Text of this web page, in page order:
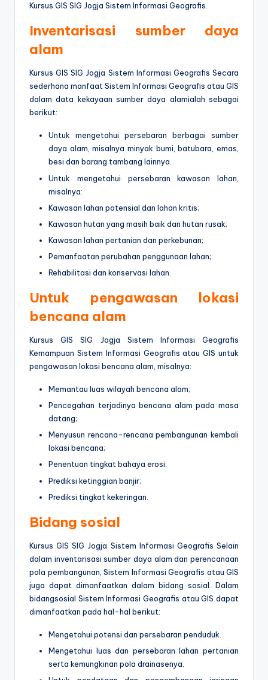
Kursus GIS SIG Jogja Sistem Informasi Geografis.
Inventarisasi sumber daya
alam
Kursus GIS SIG Jogja Sistem Informasi Geografis Secara
sederhana manfaat Sistem Informasi Geografis atau GIS
dalam data kekayaan sumber daya alamialah sebagai
berikut:
Untuk mengetahui persebaran berbagai sumber
daya alam, misalnya minyak bumi, batubara, emas,
besi dan barang tambang lainnya.
Untuk mengetahui persebaran kawasan lahan,
misalnya:
Kawasan lahan potensial dan lahan kritis;
Kawasan hutan yang masih baik dan hutan rusak;
Kawasan lahan pertanian dan perkebunan;
Pemanfaatan perubahan penggunaan lahan;
Rehabilitasi dan konservasi lahan.
Untuk pengawasan lokasi
bencana alam
Kursus GIS SIG Jogja Sistem Informasi Geografis
Kemampuan Sistem Informasi Geografis atau GIS untuk
pengawasan lokasi bencana alam, misalnya:
Memantau luas wilayah bencana alam;
Pencegahan terjadinya bencana alam pada masa
datang;
Menyusun rencana-rencana pembangunan kembali
lokasi bencana;
Penentuan tingkat bahaya erosi;
Prediksi ketinggian banjir;
Prediksi tingkat kekeringan.
Bidang sosial
Kursus GIS SIG Jogja Sistem Informasi Geografis Selain
dalam inventarisasi sumber daya alam dan perencanaan
pola pembangunan, Sistem Informasi Geografis atau GIS
juga dapat dimanfaatkan dalam bidang sosial. Dalam
bidangsosial Sistem Informasi Geografis atau GIS dapat
dimanfaatkan pada hal-hal berikut:
Mengetahui potensi dan persebaran penduduk.
Mengetahui luas dan persebaran lahan pertanian
serta kemungkinan pola drainasenya.